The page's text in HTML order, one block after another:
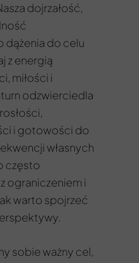
dojrzałość,
do celu
z energią
miłości i
odzwierciedla
i gotowości do
własnych
często
ograniczeniem i
warto spojrzeć
sobie ważny cel,